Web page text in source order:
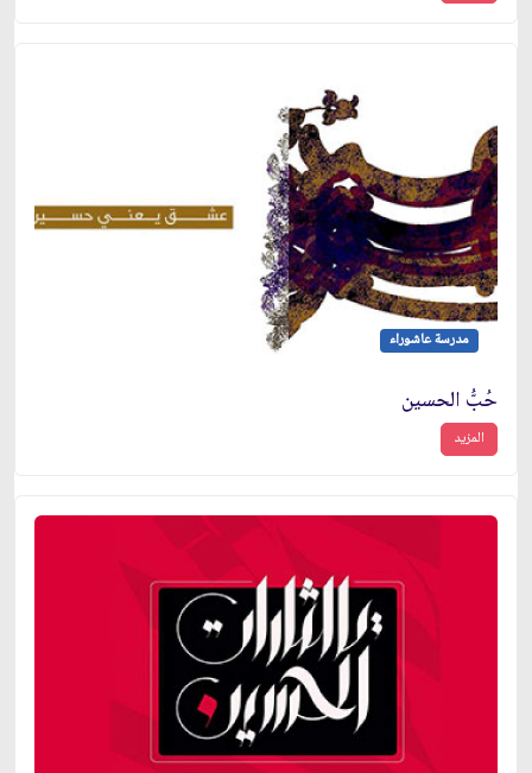
مدرسة عاشوراء
حُبُّ الحسين
المزيد